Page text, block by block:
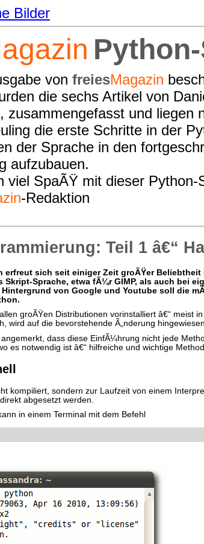
Bilder
von freiesMagazin
die sechs Artikel von
zusammengefasst und liegen
die erste Schritte in der
der Sprache in den
aufzubauen.
SpaÃŸ mit dieser Python-
-Redaktion
Teil 1 â€“
erfreut sich seit einiger Zeit groÃŸer
Skript-Sprache, etwa fÃ¼r GIMP, als auch bei
von Google und Youtube soll die
groÃŸen Distributionen vorinstalliert â€“ meist
wird auf die bevorstehende Ã„nderung
dass diese EinfÃ¼hrung nicht jede
es notwendig ist â€“ hilfreiche und wichtige
kompiliert, sondern zur Laufzeit von einem
abgesetzt werden.
in einem Terminal mit dem Befehl